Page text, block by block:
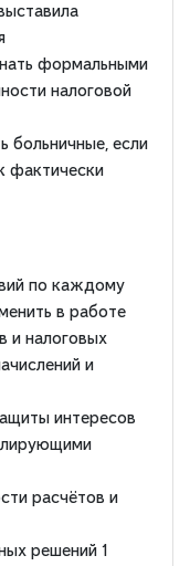
формальными
налоговой
больничные, если
фактически
по каждому
в работе
и налоговых
и
интересов
расчётов и
решений 1